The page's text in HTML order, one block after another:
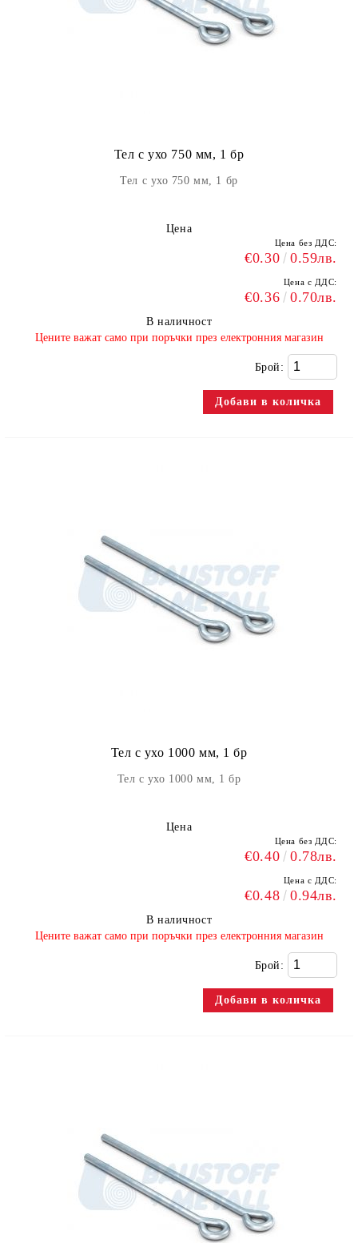
Тел с ухо 750 мм, 1 бр
Тел с ухо 750 мм, 1 бр
Цена
Цена без ДДС:
€0.30 0.59лв.
Цена с ДДС:
€0.36 0.70лв.
В наличност
​Цените важат само при поръчки през електронния магазин
Брой:
Тел с ухо 1000 мм, 1 бр
Тел с ухо 1000 мм, 1 бр
Цена
Цена без ДДС:
€0.40 0.78лв.
Цена с ДДС:
€0.48 0.94лв.
В наличност
​Цените важат само при поръчки през електронния магазин
Брой: